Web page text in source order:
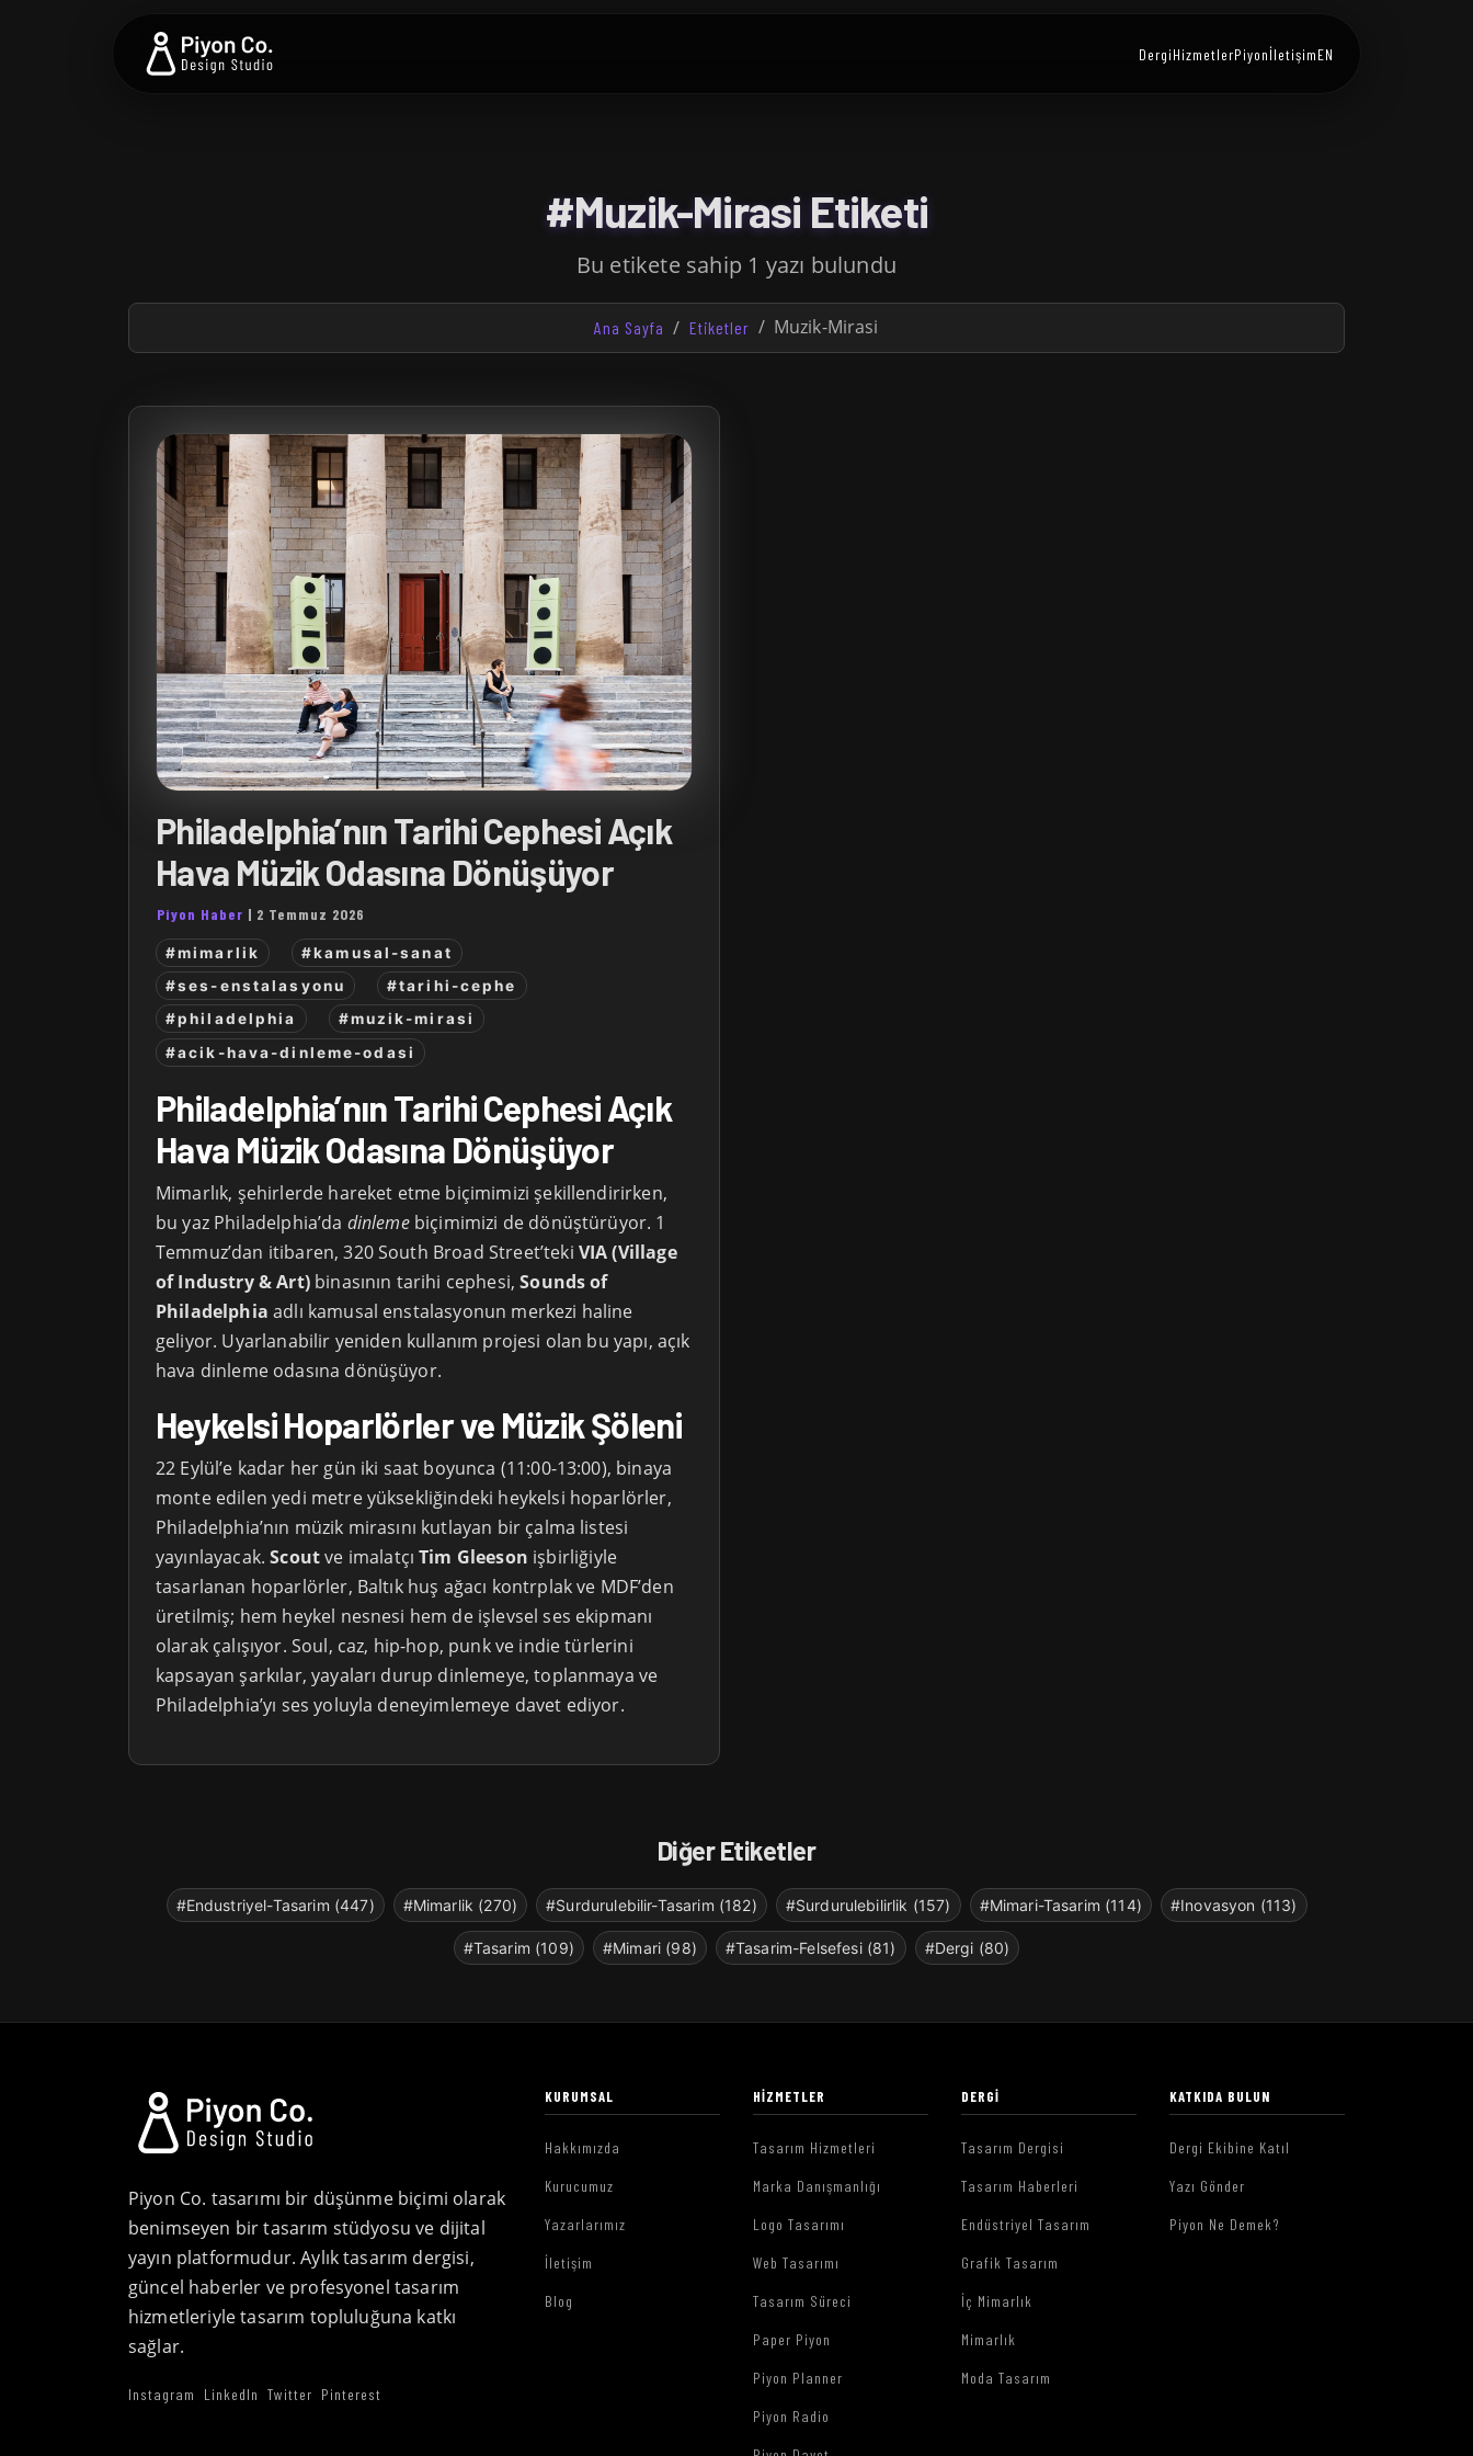
DergiHizmetlerPiyonİletişimEN
#Muzik-Mirasi Etiketi
Bu etikete sahip 1 yazı bulundu
Ana Sayfa Etiketler Muzik-Mirasi
Philadelphia’nın Tarihi Cephesi Açık
Hava Müzik Odasına Dönüşüyor
Piyon Haber | 2 Temmuz 2026
#mimarlik
#kamusal-sanat
#ses-enstalasyonu
#tarihi-cephe
#philadelphia
#muzik-mirasi
#acik-hava-dinleme-odasi
Philadelphia’nın Tarihi Cephesi Açık
Hava Müzik Odasına Dönüşüyor
Mimarlık, şehirlerde hareket etme biçimimizi şekillendirirken,
bu yaz Philadelphia’da dinlemebiçimimizi de dönüştürüyor. 1
Temmuz’dan itibaren, 320 South Broad Street’teki VIA (Village
of Industry & Art)binasının tarihi cephesi,Sounds of
Philadelphia adlı kamusal enstalasyonun merkezi haline
geliyor. Uyarlanabilir yeniden kullanım projesi olan bu yapı, açık
hava dinleme odasına dönüşüyor.
Heykelsi Hoparlörler ve Müzik Şöleni
22 Eylül’e kadar her gün iki saat boyunca (11:00-13:00), binaya
monte edilen yedi metre yüksekliğindeki heykelsi hoparlörler,
Philadelphia’nın müzik mirasını kutlayan bir çalma listesi
yayınlayacak.Scoutve imalatçıTim Gleeson işbirliğiyle
tasarlanan hoparlörler, Baltık huş ağacı kontrplak ve MDF’den
üretilmiş; hem heykel nesnesi hem de işlevsel ses ekipmanı
olarak çalışıyor. Soul, caz, hip-hop, punk ve indie türlerini
kapsayan şarkılar, yayaları durup dinlemeye, toplanmaya ve
Philadelphia’yı ses yoluyla deneyimlemeye davet ediyor.
Diğer Etiketler
#Endustriyel-Tasarim (447) #Mimarlik (270) #Surdurulebilir-Tasarim (182) #Surdurulebilirlik (157) #Mimari-Tasarim (114) #Inovasyon (113)
#Tasarim (109) #Mimari (98) #Tasarim-Felsefesi (81) #Dergi (80)
Piyon Co. tasarımı bir düşünme biçimi olarak
benimseyen bir tasarım stüdyosu ve dijital
yayın platformudur. Aylık tasarım dergisi,
güncel haberler ve profesyonel tasarım
hizmetleriyle tasarım topluluğuna katkı
sağlar.
Instagram LinkedIn Twitter Pinterest
KURUMSAL
Hakkımızda
Kurucumuz
Yazarlarımız
İletişim
Blog
HIZMETLER
Tasarım Hizmetleri
Marka Danışmanlığı
Logo Tasarımı
Web Tasarımı
Tasarım Süreci
Paper Piyon
Piyon Planner
Piyon Radio
DERGI
Tasarım Dergisi
Tasarım Haberleri
Endüstriyel Tasarım
Grafik Tasarım
İç Mimarlık
Mimarlık
Moda Tasarım
KATKIDA BULUN
Dergi Ekibine Katıl
Yazı Gönder
Piyon Ne Demek?